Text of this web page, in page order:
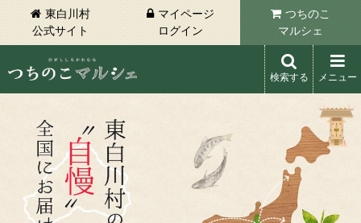
東白川村
公式サイト
マイページ
ログイン
つちのこ
マルシェ
検索する メニュー